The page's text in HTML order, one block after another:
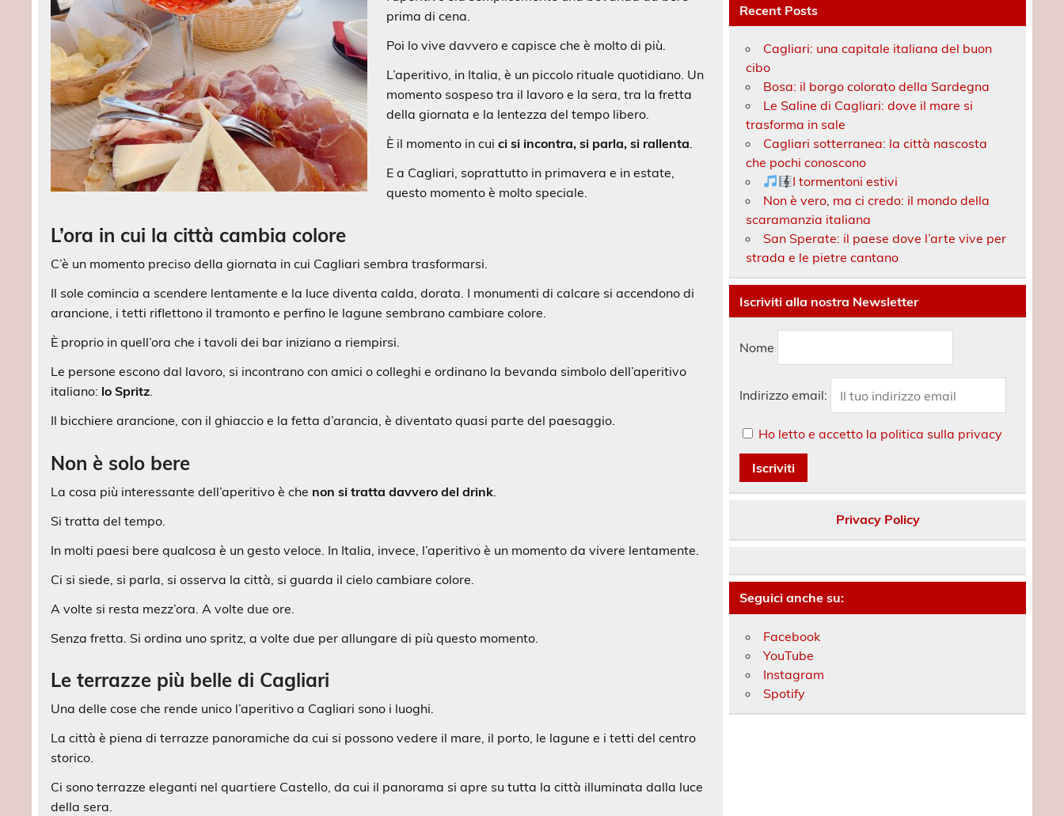
prima di cena.
Poi lo vive davvero e capisce che è molto di più.
L’aperitivo, in Italia, è un piccolo rituale quotidiano. Un
momento sospeso tra il lavoro e la sera, tra la fretta
della giornata e la lentezza del tempo libero.
È il momento in cuici si incontra, si parla, si rallenta.
E a Cagliari, soprattutto in primavera e in estate,
questo momento è molto speciale.
L’ora in cui la città cambia colore
C’è un momento preciso della giornata in cui Cagliari sembra trasformarsi.
Il sole comincia a scendere lentamente e la luce diventa calda, dorata. I monumenti di calcare si accendono di
arancione, i tetti riflettono il tramonto e perfino le lagune sembrano cambiare colore.
È proprio in quell’ora che i tavoli dei bar iniziano a riempirsi.
Le persone escono dal lavoro, si incontrano con amici o colleghi e ordinano la bevanda simbolo dell’aperitivo
italiano: lo Spritz
Il bicchiere arancione, con il ghiaccio e la fetta d’arancia, è diventato quasi parte del paesaggio.
Non è solo bere
La cosa più interessante dell’aperitivo è che non si tratta davvero del drink
Si tratta del tempo.
In molti paesi bere qualcosa è un gesto veloce. In Italia, invece, l’aperitivo è un momento da vivere lentamente.
Ci si siede, si parla, si osserva la città, si guarda il cielo cambiare colore.
A volte si resta mezz’ora. A volte due ore.
Senza fretta. Si ordina uno spritz, a volte due per allungare di più questo momento.
Le terrazze più belle di Cagliari
Una delle cose che rende unico l’aperitivo a Cagliari sono i luoghi.
La città è piena di terrazze panoramiche da cui si possono vedere il mare, il porto, le lagune e i tetti del centro
storico.
Ci sono terrazze eleganti nel quartiere Castello, da cui il panorama si apre su tutta la città illuminata dalla luce
della sera.
Recent Posts
Cagliari: una capitale italiana del buon
cibo
Bosa: il borgo colorato della Sardegna
Le Saline di Cagliari: dove il mare si
trasforma in sale
Cagliari sotterranea: la città nascosta
che pochi conoscono
I tormentoni estivi
Non è vero, ma ci credo: il mondo della
scaramanzia italiana
San Sperate: il paese dove l’arte vive per
strada e le pietre cantano
Iscriviti alla nostra Newsletter
Nome
Indirizzo email:
Ho letto e accetto la politica sulla privacy
Privacy Policy
Seguici anche su:
Facebook
YouTube
Instagram
Spotify